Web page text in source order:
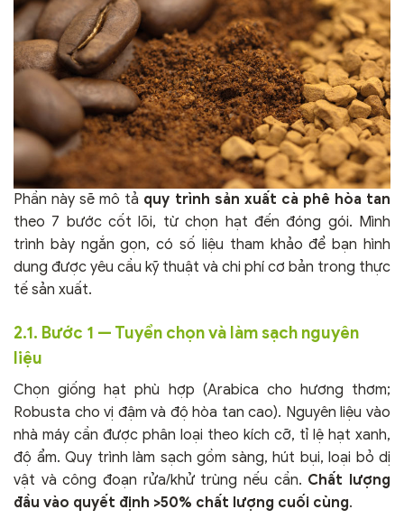
Phần này sẽ mô tả quy trình sản xuất cà phê hòa tan
theo 7 bước cốt lõi, từ chọn hạt đến đóng gói. Mình
trình bày ngắn gọn, có số liệu tham khảo để bạn hình
dung được yêu cầu kỹ thuật và chi phí cơ bản trong thực
tế sản xuất.
2.1. Bước 1 — Tuyển chọn và làm sạch nguyên
liệu
Chọn giống hạt phù hợp (Arabica cho hương thơm;
Robusta cho vị đậm và độ hòa tan cao). Nguyên liệu vào
nhà máy cần được phân loại theo kích cỡ, tỉ lệ hạt xanh,
độ ẩm. Quy trình làm sạch gồm sàng, hút bụi, loại bỏ dị
vật và công đoạn rửa/khử trùng nếu cần. Chất lượng
đầu vào quyết định >50% chất lượng cuối cùng.